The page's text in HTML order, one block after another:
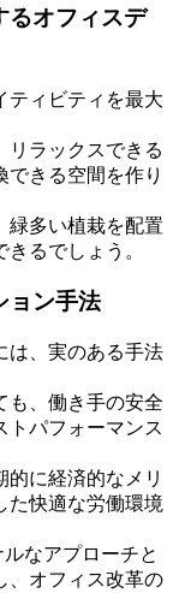
るオフィスデ
ティビティを最大
リラックスできる
きる空間を作り
緑多い植栽を配置
るでしょう。
ョン手法
は、実のある手法
も、働き手の安全
トパフォーマンス
に経済的なメリ
た快適な労働環境
なアプローチと
、オフィス改革の